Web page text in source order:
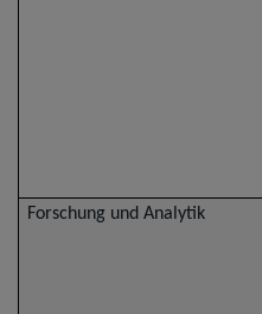
Forschung und Analytik